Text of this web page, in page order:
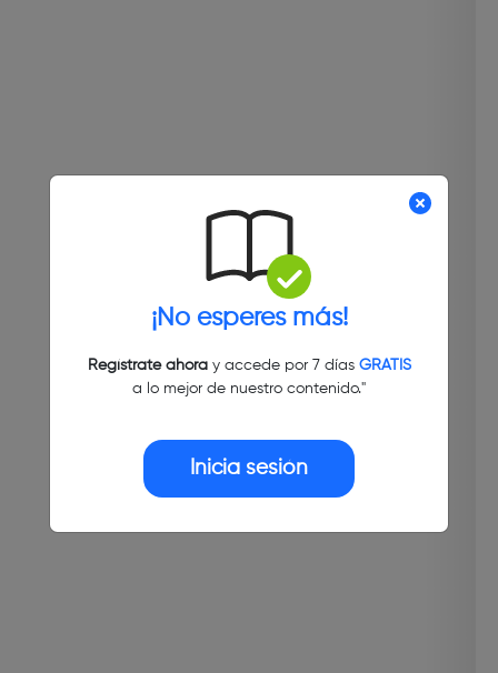
¡No esperes más!
Regístrate ahoray accede por 7 días GRATIS
a lo mejor de nuestro contenido."
Inicia sesión